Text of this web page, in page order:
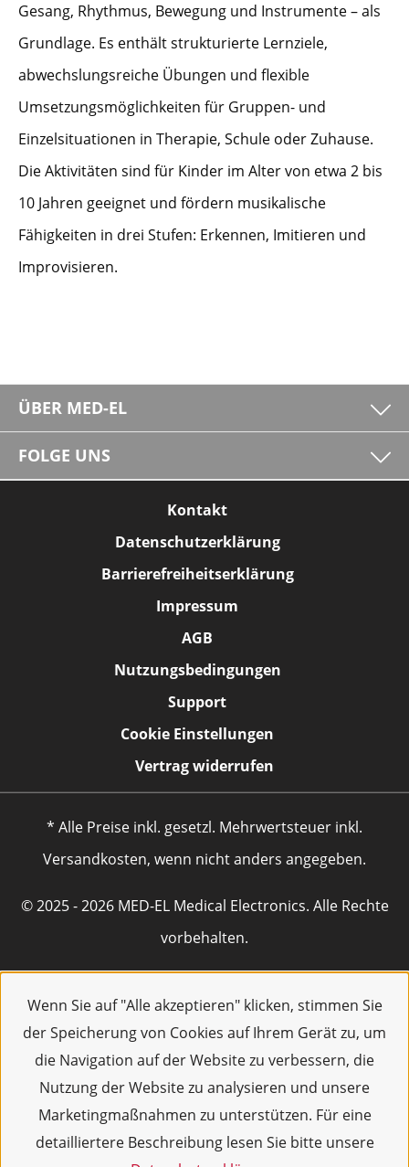
Wenn Sie auf "Alle akzeptieren" klicken, stimmen Sie
der Speicherung von Cookies auf Ihrem Gerät zu, um
die Navigation auf der Website zu verbessern, die
Nutzung der Website zu analysieren und unsere
Marketingmaßnahmen zu unterstützen. Für eine
detailliertere Beschreibung lesen Sie bitte unsere
Gesang, Rhythmus, Bewegung und Instrumente – als
Grundlage. Es enthält strukturierte Lernziele,
abwechslungsreiche Übungen und flexible
Umsetzungsmöglichkeiten für Gruppen- und
Einzelsituationen in Therapie, Schule oder Zuhause.
Die Aktivitäten sind für Kinder im Alter von etwa 2 bis
10 Jahren geeignet und fördern musikalische
Fähigkeiten in drei Stufen: Erkennen, Imitieren und
Improvisieren.
ÜBER MED-EL
FOLGE UNS
Kontakt
Datenschutzerklärung
Barrierefreiheitserklärung
Impressum
AGB
Nutzungsbedingungen
Support
Cookie Einstellungen
Vertrag widerrufen
* Alle Preise inkl. gesetzl. Mehrwertsteuer inkl.
Versandkosten, wenn nicht anders angegeben.
© 2025 - 2026 MED-EL Medical Electronics. Alle Rechte
vorbehalten.